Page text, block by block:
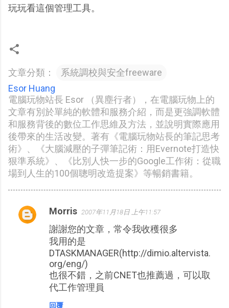
玩玩看這個管理工具。
文章分類：
系統調校與安全freeware
Esor Huang
電腦玩物站長 Esor （異塵行者），在電腦玩物上的
文章有別於單純的軟體和服務介紹，而是更強調軟體
和服務背後的數位工作思維及方法，並說明實際應用
後帶來的生活改變。著有《電腦玩物站長的筆記思考
術》、《大腦減壓的子彈筆記術：用Evernote打造快
狠準系統》、《比別人快一步的Google工作術：從職
場到人生的100個聰明改造提案》等暢銷書籍。
留
Morris 2007年11月18日 上午11:57
謝謝您的文章，常令我收穫很多
我用的是
DTASKMANAGER(http://dimio.altervista.
org/eng/)
也很不錯，之前CNET也推薦過，可以取
代工作管理員
回覆